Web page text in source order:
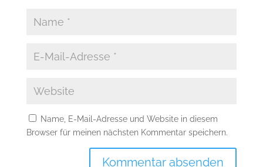
Name, E-Mail-Adresse und Website in diesem
Browser für meinen nächsten Kommentar speichern.